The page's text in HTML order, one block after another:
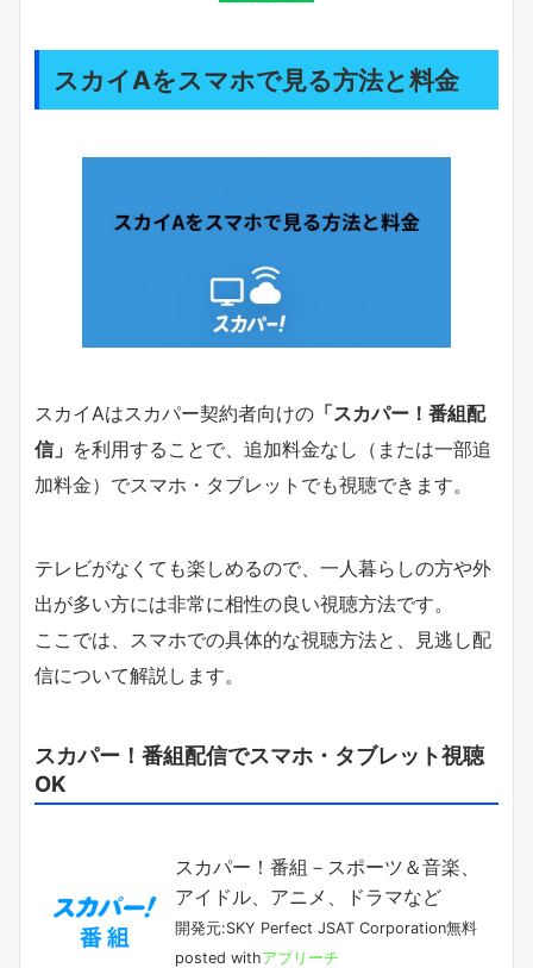
スカイAをスマホで見る方法と料金
スカイAはスカパー契約者向けの 「スカパー！番組配
信」 を利用することで、追加料金なし（または一部追
加料金）でスマホ・タブレットでも視聴できます。
テレビがなくても楽しめるので、一人暮らしの方や外
出が多い方には非常に相性の良い視聴方法です。
ここでは、スマホでの具体的な視聴方法と、見逃し配
信について解説します。
スカパー！番組配信でスマホ・タブレット視聴
OK
スカパー！番組－スポーツ＆音楽、
アイドル、アニメ、ドラマなど
開発元:SKY Perfect JSAT Corporation無料
posted withアプリーチ